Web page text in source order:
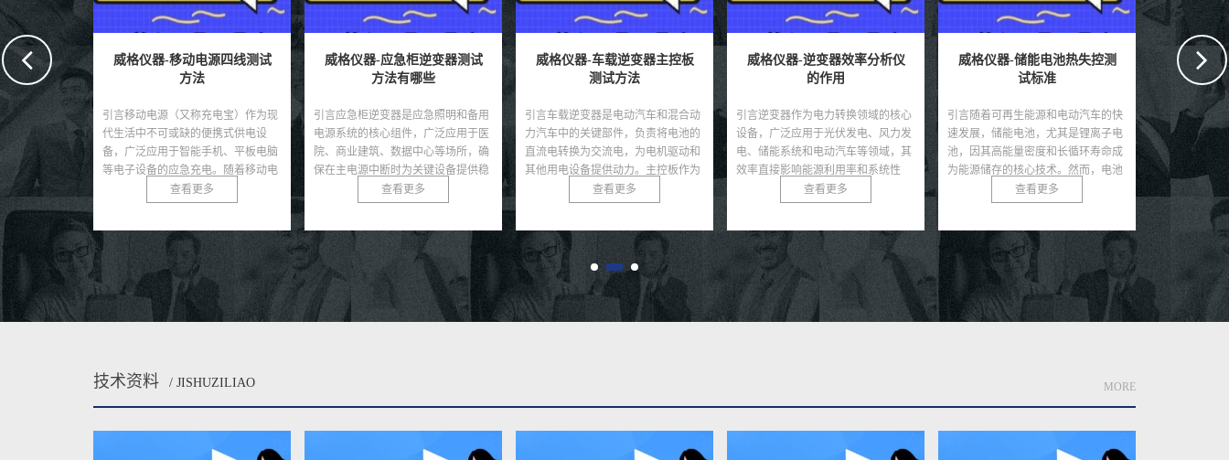
四线测试
电宝）作为现
式供电设
机、平板电脑
质量...
威格仪器-应急柜逆变器测试
方法有哪些
引言应急柜逆变器是应急照明和备用
电源系统的核心组件，广泛应用于医
院、商业建筑、数据中心等场所，确
保在主电源中断时为关键设备提供稳
定的交流电。其性能直接...
查看更多
威格仪器-车载逆变器主控板
测试方法
引言车载逆变器是电动汽车和混合动
力汽车中的关键部件，负责将电池的
直流电转换为交流电，为电机驱动和
其他用电设备提供动力。主控板作为
逆变器的核心，集成了控...
查看更多
威格仪器-逆变器效率分析仪
的作用
引言逆变器作为电力转换领域的核心
设备，广泛应用于光伏发电、风力发
电、储能系统和电动汽车等领域，其
效率直接影响能源利用率和系统性
能。随着可再生能源的快速...
查看更多
威格仪器-储能电池热失控测
试标准
引言随着可再生能源和电动汽车的快
速发展，储能电池，尤其是锂离子电
池，因其高能量密度和长循环寿命成
为能源储存的核心技术。然而，电池
在极端条件下可能发生热...
查看更多
威格仪器-锂电池储能特性测
试方法
引言锂电池因其高能量密度、长循环
寿命和低自放电率等优势，成为现代
储能领域的核心技术，广泛应用于电
动汽车、可再生能源储能系统及便携
式电子设备。然而，锂电...
查看更多
威格仪
引言随着新
展，电子水
池、热管理
要的冷却作
电子水泵具
技术资料 / JISHUZILIAO MORE